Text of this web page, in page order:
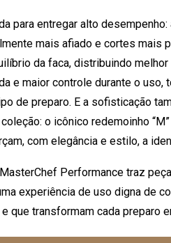
para entregar alto
mais afiado e cortes mais
da faca, distribuindo
e maior controle durante o
de preparo. E a sofisticação
o icônico redemoinho
com elegância e estilo, a
Performance traz
experiência de uso digna de
que transformam cada preparo